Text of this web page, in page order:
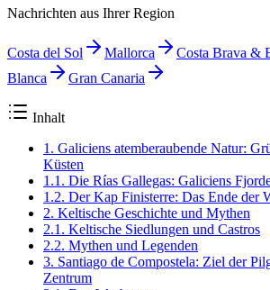
Nachrichten aus Ihrer Region
Costa del Sol Mallorca Costa Brava &
Blanca
Gran Canaria
Inhalt
1. Galiciens atemberaubende Natur:
Küsten
1.1. Die Rías Gallegas: Galiciens
1.2. Der Kap Finisterre: Das Ende der
2. Keltische Geschichte und Mythen
2.1. Keltische Siedlungen und Castros
2.2. Mythen und Legenden
3. Santiago de Compostela: Ziel der
Zentrum